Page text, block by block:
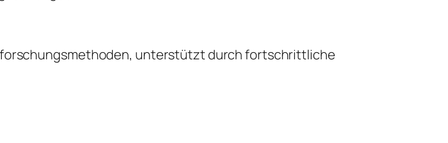
unterstützt durch fortschrittliche